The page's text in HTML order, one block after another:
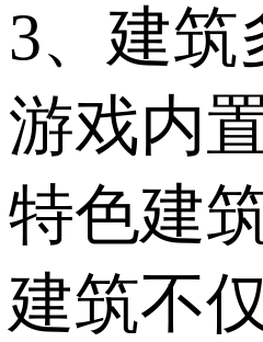
3、建筑
游戏内
特色建
建筑不